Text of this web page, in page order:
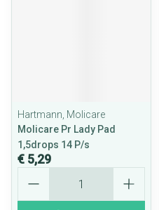
Hartmann, Molicare
Molicare Pr Lady Pad
1,5drops 14 P/s
€ 5,29